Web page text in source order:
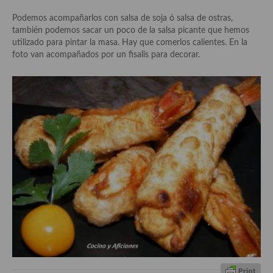
Entrantes y primeros platos
Ensaladas
Entrantes
Gazpachos, salmorejos, sopas y cremas frías
Quínoa
Pasta
Arroces Y fideuás
Legumbres y cereales
Cuscús
Huevos
Podemos acompañarlos con salsa de soja ó salsa de ostras,
también podemos sacar un poco de la salsa picante que hemos
utilizado para pintar la masa. Hay que comerlos calientes. En la
foto van acompañados por un fisalis para decorar.